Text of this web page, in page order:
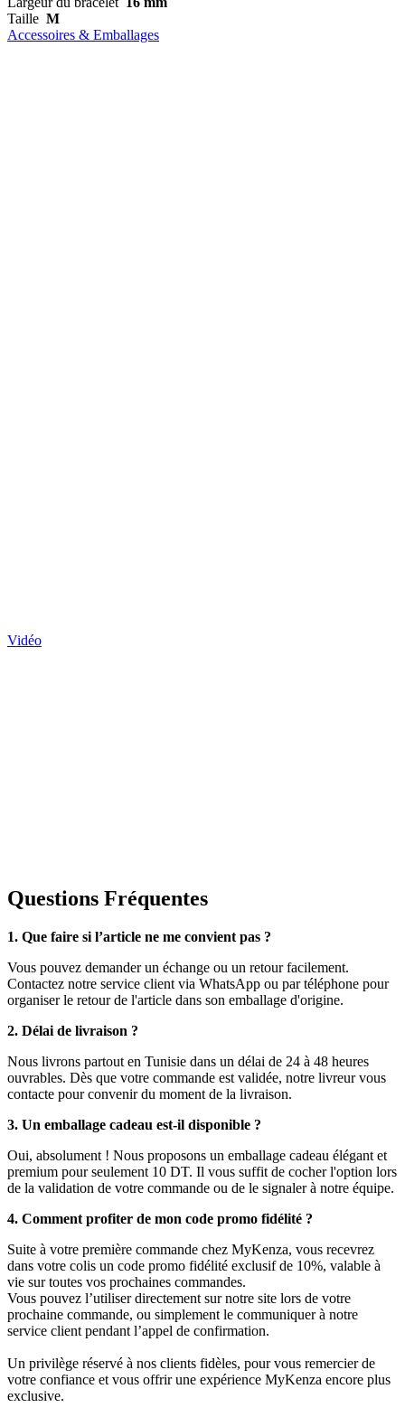
Taille M
Accessoires & Emballages
Vidéo
Questions Fréquentes
1. Que faire si l’article ne me convient pas ?
Vous pouvez demander un échange ou un retour facilement.
Contactez notre service client via WhatsApp ou par téléphone pour
organiser le retour de l'article dans son emballage d'origine.
2. Délai de livraison ?
Nous livrons partout en Tunisie dans un délai de 24 à 48 heures
ouvrables. Dès que votre commande est validée, notre livreur vous
contacte pour convenir du moment de la livraison.
3. Un emballage cadeau est-il disponible ?
Oui, absolument ! Nous proposons un emballage cadeau élégant et
premium pour seulement 10 DT. Il vous suffit de cocher l'option lors
de la validation de votre commande ou de le signaler à notre équipe.
4. Comment profiter de mon code promo fidélité ?
Suite à votre première commande chez MyKenza, vous recevrez
dans votre colis un code promo fidélité exclusif de 10%, valable à
vie sur toutes vos prochaines commandes.
Vous pouvez l’utiliser directement sur notre site lors de votre
prochaine commande, ou simplement le communiquer à notre
service client pendant l’appel de confirmation.
Un privilège réservé à nos clients fidèles, pour vous remercier de
votre confiance et vous offrir une expérience MyKenza encore plus
exclusive.